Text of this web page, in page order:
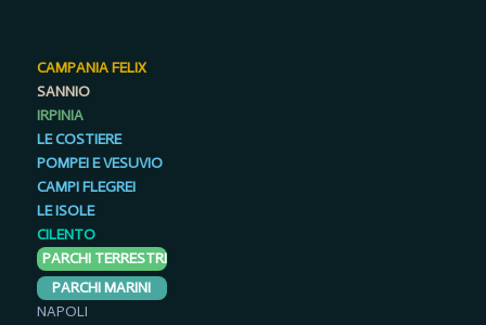
CAMPANIA FELIX
SANNIO
IRPINIA
LE COSTIERE
POMPEI E VESUVIO
CAMPI FLEGREI
LE ISOLE
CILENTO
PARCHI TERRESTRI
PARCHI MARINI
NAPOLI